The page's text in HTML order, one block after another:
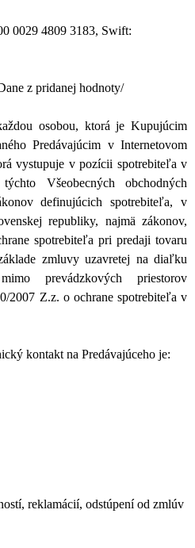
0029 4809 3183, Swift:
z pridanej hodnoty/
osobou, ktorá je Kupujúcim
Predávajúcim v Internetovom
vystupuje v pozícii spotrebiteľa v
Všeobecných obchodných
definujúcich spotrebiteľa, v
republiky, najmä zákonov,
spotrebiteľa pri predaji tovaru
zmluvy uzavretej na diaľku
prevádzkových priestorov
2007 Z.z. o ochrane spotrebiteľa v
kontakt na Predávajúceho je:
reklamácií, odstúpení od zmlúv